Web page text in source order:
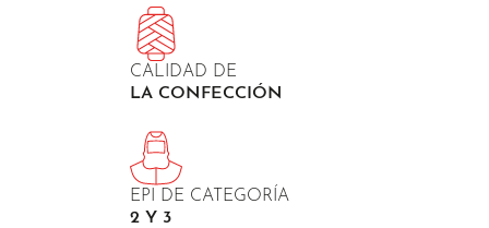
CALIDAD DE
LA CONFECCIÓN
EPI DE CATEGORÍA
2 Y 3